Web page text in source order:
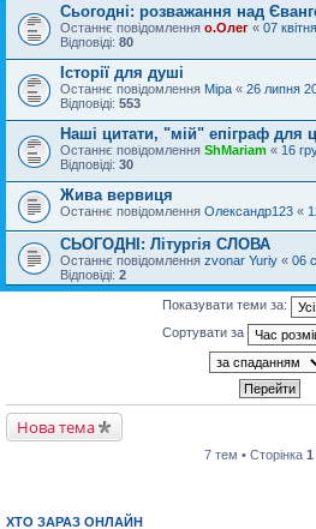
Сьогодні: розважання над
Останнє повідомлення о.Олег « 07
Відповіді: 80
Історії для душі
Останнє повідомлення Міра « 26 липня
Відповіді: 553
Наші цитати, "мій" епіграф для
Останнє повідомлення ShMariam « 16
Відповіді: 30
Жива вервиця
Останнє повідомлення Олександр123 «
СЬОГОДНІ: Літургія СЛОВА
Останнє повідомлення zvonar Yuriy « 06
Відповіді: 2
Показувати теми за:
Сортувати за
Нова тема
7 тем • Сторінка 1
ХТО ЗАРАЗ ОНЛАЙН